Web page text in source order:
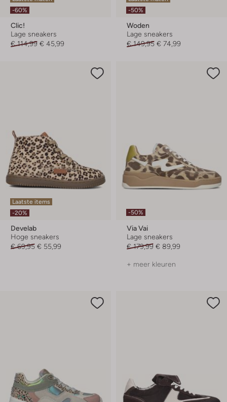
-60%
Clic!
Lage sneakers
€ 114,99 € 45,99
-50%
Woden
Lage sneakers
€ 149,95 € 74,99
Laatste items
-20%
Develab
Hoge sneakers
€ 69,95 € 55,99
-50%
Via Vai
Lage sneakers
€ 179,99 € 89,99
+ meer kleuren